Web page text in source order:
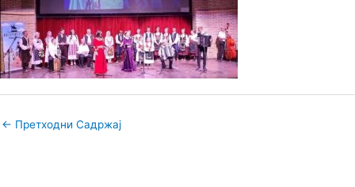
← Претходни Садржај